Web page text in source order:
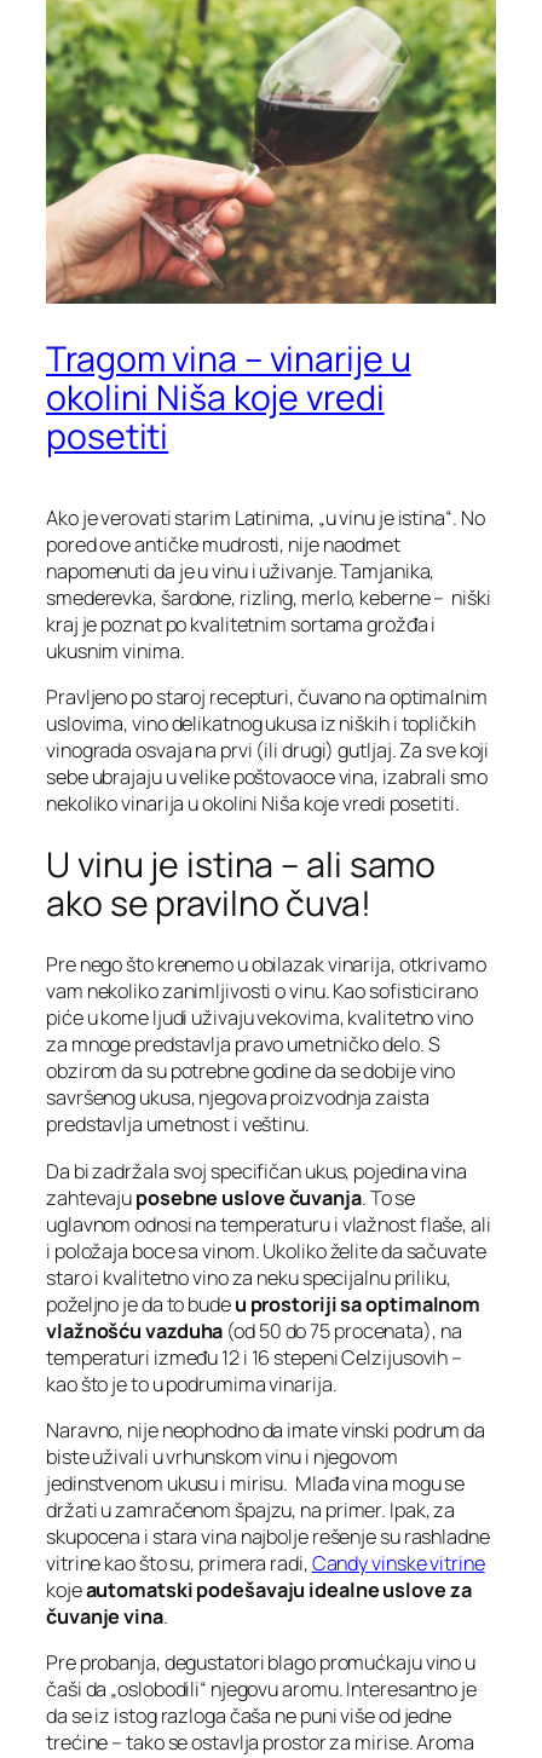
Tragom vina – vinarije u
okolini Niša koje vredi
posetiti
Ako je verovati starim Latinima, „u vinu je istina“. No
pored ove antičke mudrosti, nije naodmet
napomenuti da je u vinu i uživanje. Tamjanika,
smederevka, šardone, rizling, merlo, keberne – niški
kraj je poznat po kvalitetnim sortama grožđa i
ukusnim vinima.
Pravljeno po staroj recepturi, čuvano na optimalnim
uslovima, vino delikatnog ukusa iz niških i topličkih
vinograda osvaja na prvi (ili drugi) gutljaj. Za sve koji
sebe ubrajaju u velike poštovaoce vina, izabrali smo
nekoliko vinarija u okolini Niša koje vredi posetiti.
U vinu je istina – ali samo
ako se pravilno čuva!
Pre nego što krenemo u obilazak vinarija, otkrivamo
vam nekoliko zanimljivosti o vinu. Kao sofisticirano
piće u kome ljudi uživaju vekovima, kvalitetno vino
za mnoge predstavlja pravo umetničko delo. S
obzirom da su potrebne godine da se dobije vino
savršenog ukusa, njegova proizvodnja zaista
predstavlja umetnost i veštinu.
Da bi zadržala svoj specifičan ukus, pojedina vina
zahtevajuposebne uslove čuvanja. To se
uglavnom odnosi na temperaturu i vlažnost flaše, ali
i položaja boce sa vinom. Ukoliko želite da sačuvate
staro i kvalitetno vino za neku specijalnu priliku,
poželjno je da to budeu prostoriji sa optimalnom
vlažnošću vazduha (od 50 do 75 procenata), na
temperaturi između 12 i 16 stepeni Celzijusovih –
kao što je to u podrumima vinarija.
Naravno, nije neophodno da imate vinski podrum da
biste uživali u vrhunskom vinu i njegovom
jedinstvenom ukusu i mirisu. Mlađa vina mogu se
držati u zamračenom špajzu, na primer. Ipak, za
skupocena i stara vina najbolje rešenje su rashladne
vitrine kao što su, primera radi,Candy vinske vitrine
kojeautomatski podešavaju idealne uslove za
čuvanje vina.
Pre probanja, degustatori blago promućkaju vino u
čaši da „oslobodili“ njegovu aromu. Interesantno je
da se iz istog razloga čaša ne puni više od jedne
trećine – tako se ostavlja prostor za mirise. Aroma